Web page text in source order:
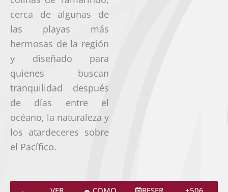
cerca de algunas de
las playas más
hermosas de la región
y diseñado para
quienes buscan
tranquilidad después
de días entre el
océano, la naturaleza y
los atardeceres sobre
el Pacífico.